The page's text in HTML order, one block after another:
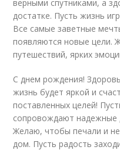
верными спутниками, а
достатке. Пусть жизнь
Все самые заветные
появляются новые цели.
путешествий, ярких
С днем рождения!
жизнь будет яркой и
поставленных целей!
сопровождают надежные
Желаю, чтобы печали и
дом. Пусть радость